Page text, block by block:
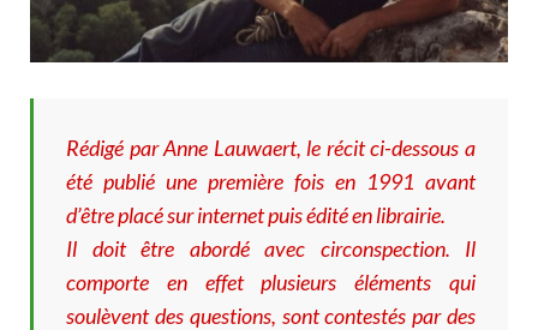
Rédigé par Anne Lauwaert, le récit ci-dessous a
été publié une première fois en 1991 avant
d’être placé sur internet puis édité en librairie.
Il doit être abordé avec circonspection. Il
comporte en effet plusieurs éléments qui
soulèvent des questions, sont contestés par des